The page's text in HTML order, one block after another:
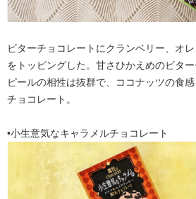
ビターチョコレートにクランベリー、オ
をトッピングした。甘さひかえめのビタ
ピールの相性は抜群で、ココナッツの食
チョコレート。
•小生意気なキャラメルチョコレート